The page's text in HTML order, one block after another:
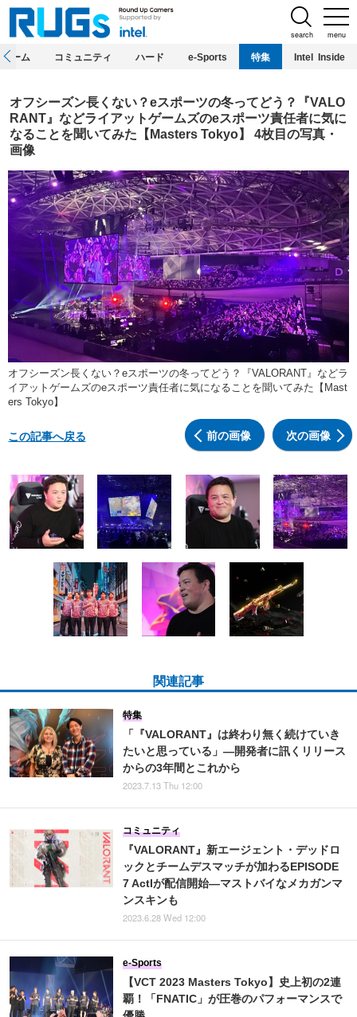
menu
search
ホーム コミュニティ ハード e-Sports 特集 Intel Inside
オフシーズン長くない？eスポーツの冬ってどう？『VALO
RANT』などライアットゲームズのeスポーツ責任者に気に
なることを聞いてみた【Masters Tokyo】 4枚目の写真・
画像
オフシーズン長くない？eスポーツの冬ってどう？『VALORANT』などラ
イアットゲームズのeスポーツ責任者に気になることを聞いてみた【Mast
ers Tokyo】
前の画像 次の画像
この記事へ戻る
関連記事
「『VALORANT』は終わり無く続けていき
たいと思っている」―開発者に訊くリリース
からの3年間とこれから
特集
2023.7.13 Thu 12:00
『VALORANT』新エージェント・デッドロ
ックとチームデスマッチが加わるEPISODE
7 ActIが配信開始―マストバイなメカガンマ
ンスキンも
コミュニティ
2023.6.28 Wed 12:00
【VCT 2023 Masters Tokyo】史上初の2連
覇！「FNATIC」が圧巻のパフォーマンスで
e-Sports